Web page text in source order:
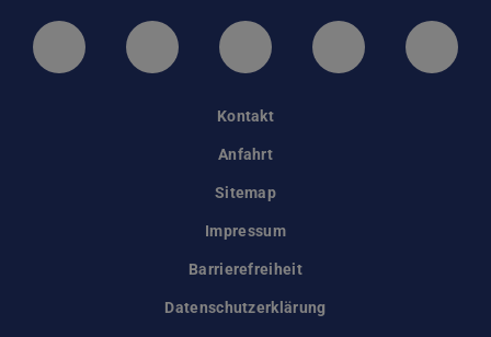
LinkedIn-Seite der TU Darmstadt
Instagram-Kanal der TU
Bluesky-Kanal der TU
Facebook-
Kontakt
Anfahrt
Sitemap
Impressum
Barrierefreiheit
Datenschutzerklärung